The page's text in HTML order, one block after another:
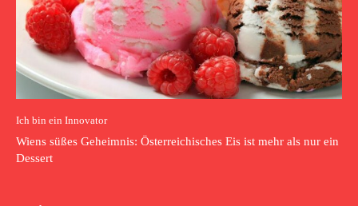
Ich bin ein Innovator
Wiens süßes Geheimnis: Österreichisches Eis ist mehr als nur ein
Dessert